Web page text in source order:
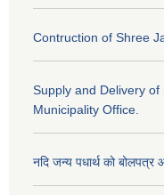
Contruction of Shree
Supply and Delivery
Municipality Office.
नदि जन्य पधार्थ को बोलपत्र